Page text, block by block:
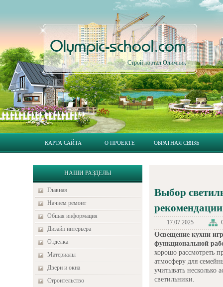
Olympic-school.com
Строй портал Олимпик
КАРТА САЙТА О ПРОЕКТЕ ОБРАТНАЯ СВЯЗЬ
НАШИ РАЗДЕЛЫ
Главная
Начнем ремонт
Общая информация
Дизайн интерьера
Отделка
Материалы
Двери и окна
Строительство
Выбор
рекомендации
17.07.2025
Освещение кухни
функциональной
хорошо рассмотреть
атмосферу для
учитывать несколько
светильники.